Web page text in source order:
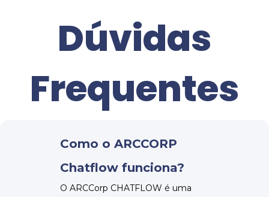
Dúvidas
Frequentes
Como o ARCCORP
Chatflow funciona?
O ARCCorp CHATFLOW é uma